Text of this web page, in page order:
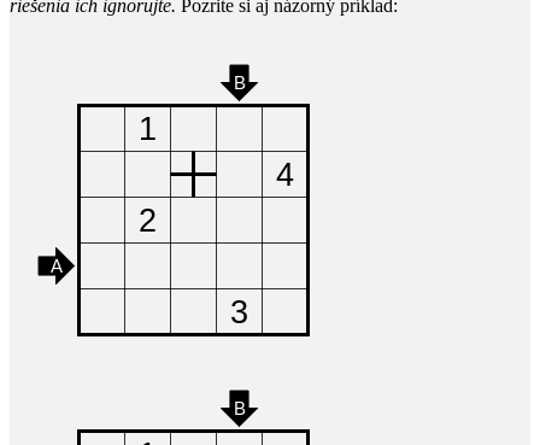
riešenia ich ignorujte. Pozrite si aj názorný príklad: